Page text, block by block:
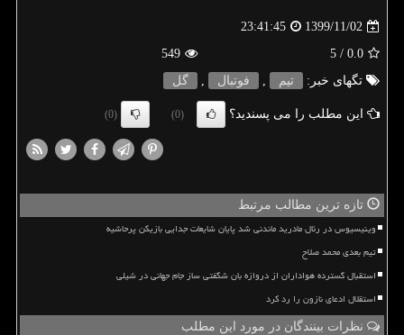
1399/11/02
23:41:45
0.0
/ 5
549
تگهای خبر:
تیم , فوتبال , گل
این مطلب را می پسندید؟ (0)
(0)
تازه ترین مطالب مرتبط
وینیسیوس در رئال مادرید ماندنی شد پایان شایعات جدایی بازیکن پرحاشیه
تیم بعدی محمد صلاح
استقبال گسترده هواداران از دروازه بان شگفتی ساز جام جهانی در شیلی
استقلال ادعای نازون را رد کرد
نظرات بینندگان در مورد این مطلب